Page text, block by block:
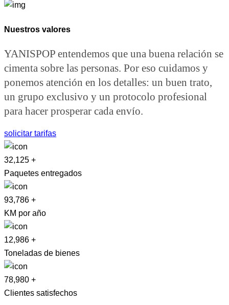
Nuestros valores
YANISPOP entendemos que una buena relación se
cimenta sobre las personas. Por eso cuidamos y
ponemos atención en los detalles: un buen trato,
un grupo exclusivo y un protocolo profesional
para hacer prosperar cada envío.
solicitar tarifas
32,125 +
Paquetes entregados
93,786 +
KM por año
12,986 +
Toneladas de bienes
78,980 +
Clientes satisfechos